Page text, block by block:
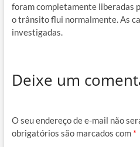
foram completamente liberadas
o trânsito flui normalmente. As
investigadas.
Deixe um
O seu endereço de e-mail não
obrigatórios são marcados com *